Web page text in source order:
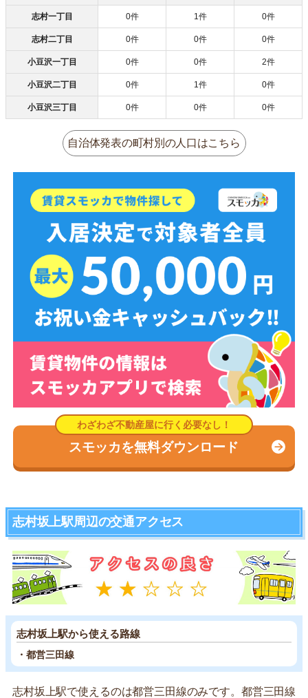
志村一丁目 0件 1件 0件
志村二丁目 0件 0件 0件
小豆沢一丁目 0件 0件 2件
小豆沢二丁目 0件 1件 0件
小豆沢三丁目 0件 0件 0件
自治体発表の町村別の人口はこちら
スモッカを無料ダウンロード
志村坂上駅周辺の交通アクセス
志村坂上駅から使える路線
・都営三田線
志村坂上駅で使えるのは都営三田線のみです。都営三田線